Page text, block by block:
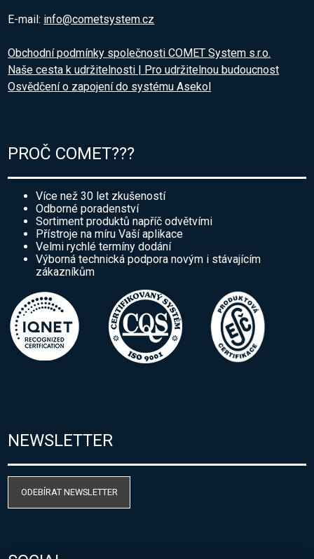
E-mail: info@cometsystem.cz
Obchodní podmínky společnosti COMET System s.r.o.
Naše cesta k udržitelnosti | Pro udržitelnou budoucnost
Osvědčení o zapojení do systému Asekol
PROČ COMET???
Více než 30 let zkušeností
Odborné poradenství
Sortiment produktů napříč odvětvími
Přístroje na míru Vaší aplikace
Velmi rychlé termíny dodání
Výborná technická podpora novým i stávajícím
zákazníkům
NEWSLETTER
ODEBÍRAT NEWSLETTER